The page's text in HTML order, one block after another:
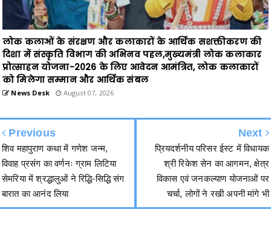
लोक कलाओं के संरक्षण और कलाकारों के आर्थिक सशक्तीकरण की
दिशा में संस्कृति विभाग की अभिनव पहल,मुख्यमंत्री लोक कलाकार
प्रोत्साहन योजना-2026 के लिए आवेदन आमंत्रित, लोक कलाकारों
को मिलेगा सम्मान और आर्थिक संबल
News Desk August 07, 2026
Previous
विवाह प्रसंग का वर्णनः ग्राम लिटिया
सेमरिया में श्रद्धालुओं ने रिद्धि-सिद्धि संग
बारात का आनंद लिया
श्री रिकेश सेन का आगमन, क्षेत्र
विकास एवं जनकल्याण योजनाओं पर
चर्चा, लोगों ने रखी अपनी मांगे भी